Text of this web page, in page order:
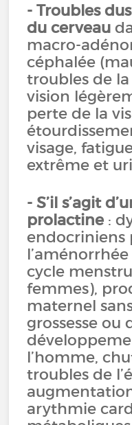
- Troubles
du cerveau
macro-
céphalée
troubles de
vision
perte de la
visage,
extrême et
- S’il s’agit
prolactine :
endocriniens
cycle
femmes),
maternel
grossesse ou
l’homme,
troubles de
arythmie